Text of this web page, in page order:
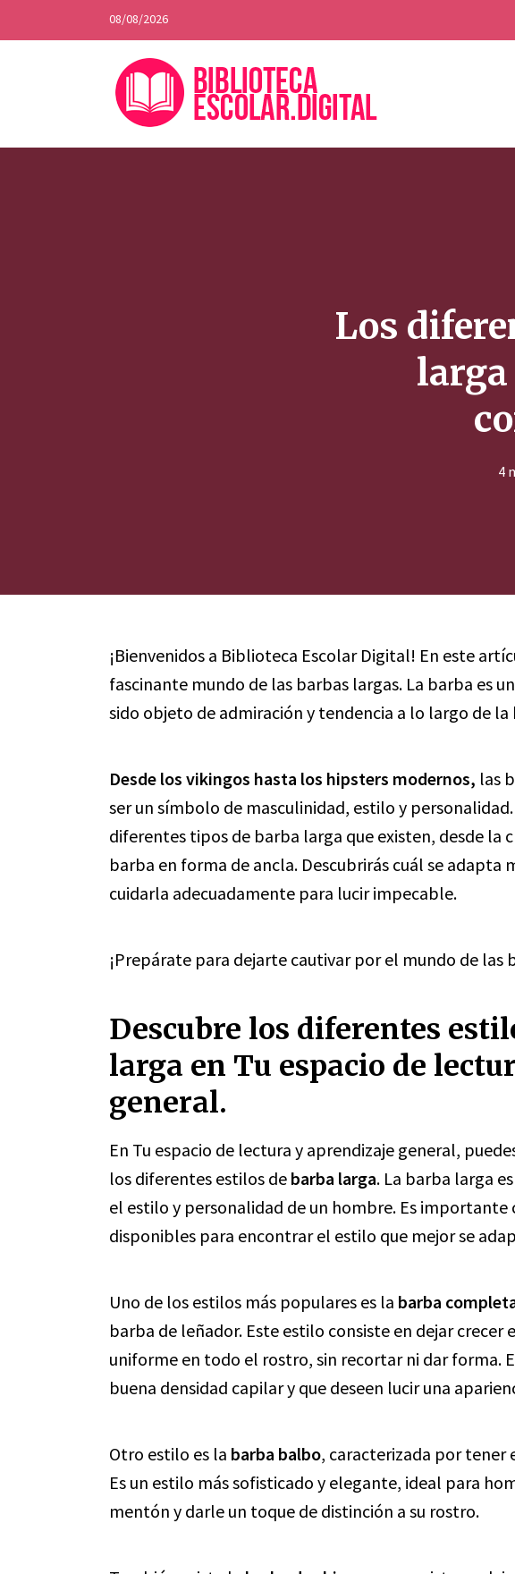
08/08/2026
Los
4
¡Bienvenidos a Biblioteca Escolar Digital! En este
fascinante mundo de las barbas largas. La barba es
sido objeto de admiración y tendencia a lo largo de la
Desde los vikingos hasta los hipsters modernos, las
ser un símbolo de masculinidad, estilo y
diferentes tipos de barba larga que existen, desde la
barba en forma de ancla. Descubrirás cuál se adapta
cuidarla adecuadamente para lucir impecable.
¡Prepárate para dejarte cautivar por el mundo de las
Descubre los diferentes
larga en Tu espacio de
general.
En Tu espacio de lectura y aprendizaje general,
los diferentes estilos de barba larga. La barba larga
el estilo y personalidad de un hombre. Es importante
disponibles para encontrar el estilo que mejor se
Uno de los estilos más populares es la barba
barba de leñador. Este estilo consiste en dejar crecer
uniforme en todo el rostro, sin recortar ni dar forma.
buena densidad capilar y que deseen lucir una
Otro estilo es la barba balbo, caracterizada por tener
Es un estilo más sofisticado y elegante, ideal para
mentón y darle un toque de distinción a su rostro.